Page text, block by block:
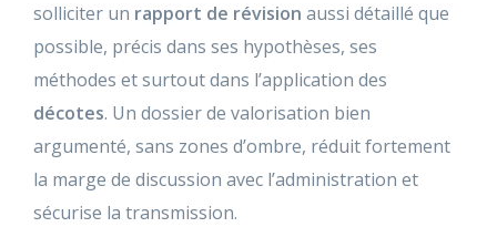
solliciter un rapport de révision aussi détaillé que
possible, précis dans ses hypothèses, ses
méthodes et surtout dans l’application des
décotes. Un dossier de valorisation bien
argumenté, sans zones d’ombre, réduit fortement
la marge de discussion avec l’administration et
sécurise la transmission.